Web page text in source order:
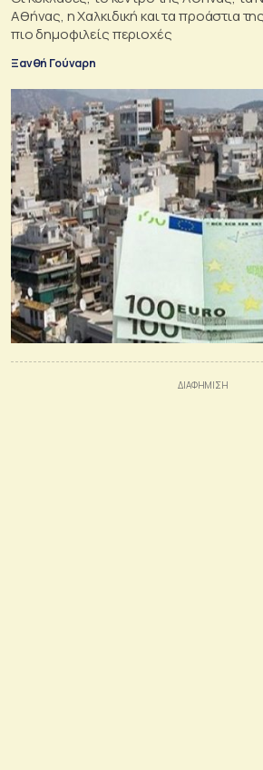
Αθήνας, η Χαλκιδική και τα προάστια
πιο δημοφιλείς περιοχές
Ξανθή Γούναρη